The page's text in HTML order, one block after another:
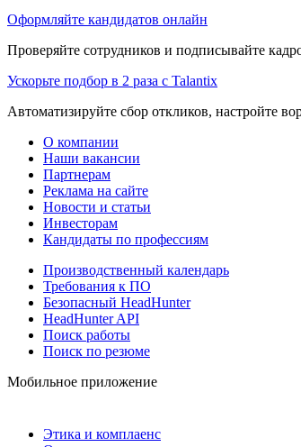
Оформляйте кандидатов онлайн
Проверяйте сотрудников и подписывайте
Ускорьте подбор в 2 раза с Talantix
Автоматизируйте сбор откликов, настройте
О компании
Наши вакансии
Партнерам
Реклама на сайте
Новости и статьи
Инвесторам
Кандидаты по профессиям
Производственный календарь
Требования к ПО
Безопасный HeadHunter
HeadHunter API
Поиск работы
Поиск по резюме
Мобильное приложение
Этика и комплаенс